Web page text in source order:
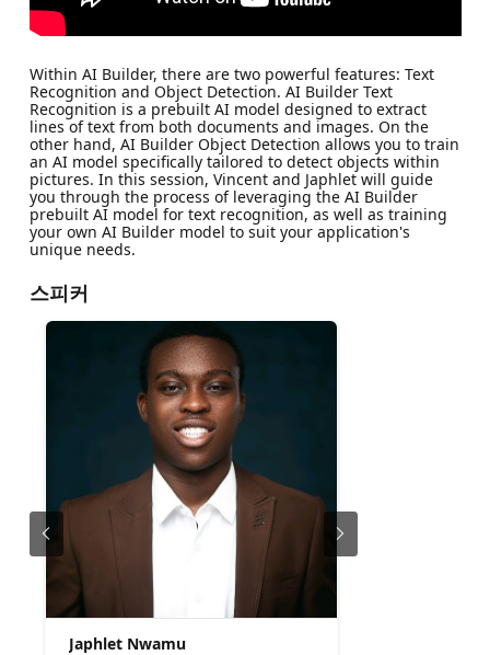
Within AI Builder, there are two powerful features: Text
Recognition and Object Detection. AI Builder Text
Recognition is a prebuilt AI model designed to extract
lines of text from both documents and images. On the
other hand, AI Builder Object Detection allows you to train
an AI model specifically tailored to detect objects within
pictures. In this session, Vincent and Japhlet will guide
you through the process of leveraging the AI Builder
prebuilt AI model for text recognition, as well as training
your own AI Builder model to suit your application's
unique needs.
스피커
Japhlet Nwamu